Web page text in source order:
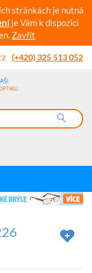
stránkách je nutná
je Vám k dispozici
Zavřít
(+420) 325 513 052